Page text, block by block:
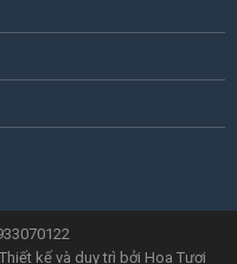
Thiết kế và duy trì bởi Hoa Tươi